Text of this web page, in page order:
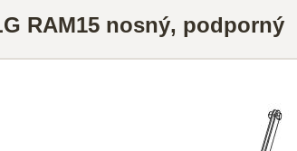
RAM15 nosný, podporný